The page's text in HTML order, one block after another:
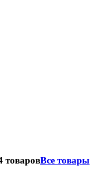
товаровВсе товары